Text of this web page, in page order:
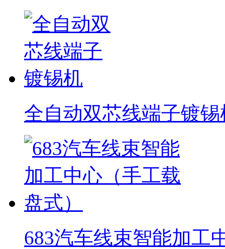
全自动双芯线端子镀锡
683汽车线束智能加工